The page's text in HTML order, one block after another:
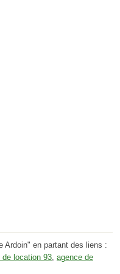
Ardoin" en partant des liens :
de location 93, agence de